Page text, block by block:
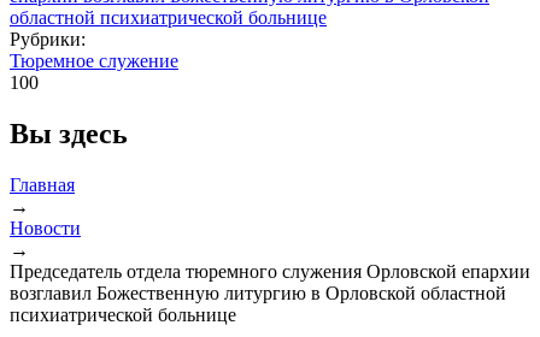
Рубрики:
Тюремное служение
100
Вы здесь
Главная
→
Новости
→
Председатель отдела тюремного служения Орловской епархии
возглавил Божественную литургию в Орловской областной
психиатрической больнице